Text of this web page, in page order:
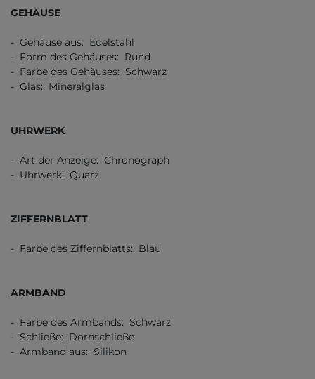
GEHÄUSE
- Gehäuse aus: Edelstahl
- Form des Gehäuses: Rund
- Farbe des Gehäuses: Schwarz
- Glas: Mineralglas
UHRWERK
- Art der Anzeige: Chronograph
- Uhrwerk: Quarz
ZIFFERNBLATT
- Farbe des Ziffernblatts: Blau
ARMBAND
- Farbe des Armbands: Schwarz
- Schließe: Dornschließe
- Armband aus: Silikon